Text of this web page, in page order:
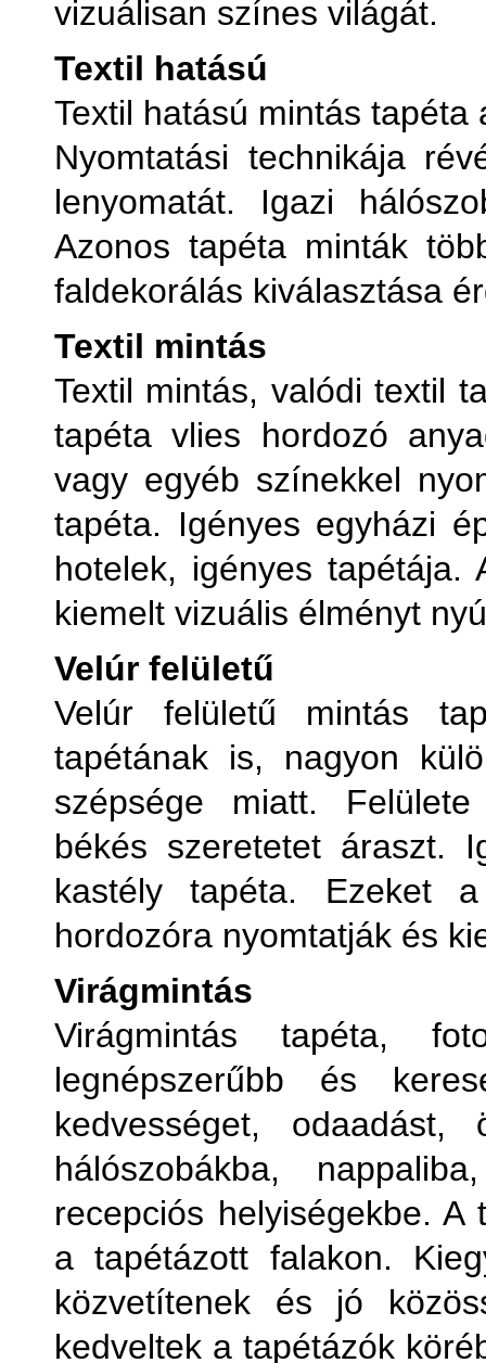
vizuálisan színes világát.
Textil hatású
Textil hatású mintás
Nyomtatási technikája
lenyomatát. Igazi
Azonos tapéta minták
faldekorálás kiválasztása
Textil mintás
Textil mintás, valódi textil
tapéta vlies hordozó
vagy egyéb színekkel
tapéta. Igényes egyházi
hotelek, igényes tapétája.
kiemelt vizuális élményt
Velúr felületű
Velúr felületű mintás
tapétának is, nagyon
szépsége miatt.
békés szeretetet áraszt.
kastély tapéta. Ezeket
hordozóra nyomtatják és
Virágmintás
Virágmintás tapéta,
legnépszerűbb és
kedvességet,
hálószobákba,
recepciós helyiségekbe.
a tapétázott falakon.
közvetítenek és jó
kedveltek a tapétázók